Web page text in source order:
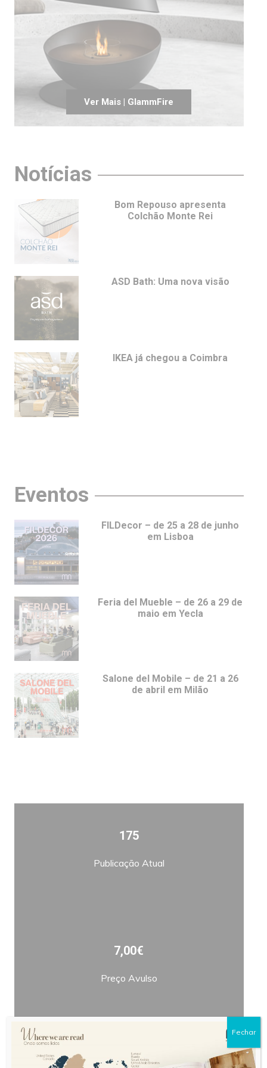
Ver Mais | GlammFire
Notícias
Bom Repouso apresenta
Colchão Monte Rei
ASD Bath: Uma nova visão
IKEA já chegou a Coimbra
Eventos
FILDecor – de 25 a 28 de junho
em Lisboa
Feria del Mueble – de 26 a 29 de
maio em Yecla
Salone del Mobile – de 21 a 26
de abril em Milão
175
Publicação Atual
7,00€
Preço Avulso
Fechar